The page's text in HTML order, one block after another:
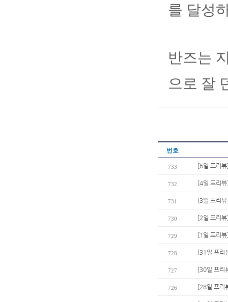
를 달성
반즈는
으로 잘
번호
733 [6일 프리
732 [4일 프리
731 [3일 프리
730 [2일 프리
729 [1일 프리
728 [31일 프리
727 [30일 프리
726 [28일 프리